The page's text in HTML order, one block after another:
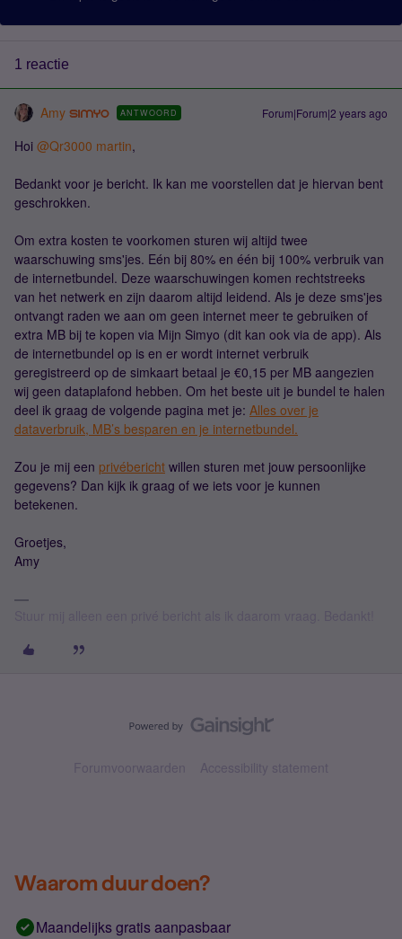
1 reactie
Amy ANTWOORD Forum|Forum|2 years ago
Hoi @Qr3000 martin,
Bedankt voor je bericht. Ik kan me voorstellen dat je hiervan bent
geschrokken.
Om extra kosten te voorkomen sturen wij altijd twee
waarschuwing sms'jes. Eén bij 80% en één bij 100% verbruik van
de internetbundel. Deze waarschuwingen komen rechtstreeks
van het netwerk en zijn daarom altijd leidend. Als je deze sms'jes
ontvangt raden we aan om geen internet meer te gebruiken of
extra MB bij te kopen via Mijn Simyo (dit kan ook via de app). Als
de internetbundel op is en er wordt internet verbruik
geregistreerd op de simkaart betaal je €0,15 per MB aangezien
wij geen dataplafond hebben. Om het beste uit je bundel te halen
deel ik graag de volgende pagina met je: Alles over je
dataverbruik, MB’s besparen en je internetbundel.
Zou je mij een privébericht willen sturen met jouw persoonlijke
gegevens? Dan kijk ik graag of we iets voor je kunnen
betekenen.
Groetjes,
Amy
Forumvoorwaarden Accessibility statement
Waarom duur doen?
Maandelijks gratis aanpasbaar